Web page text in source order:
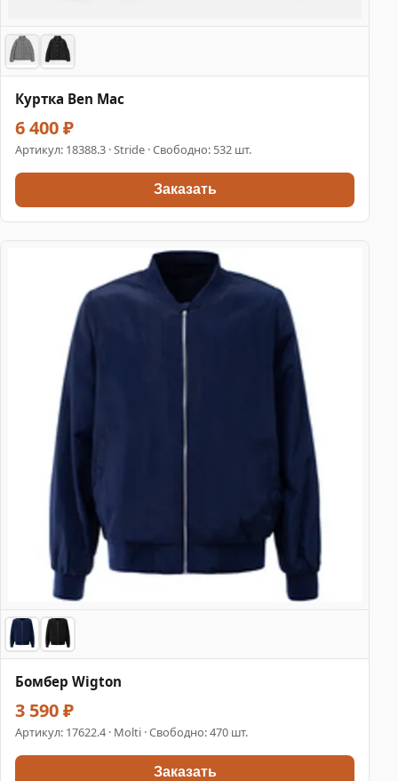
Куртка Ben Mac
6 400 ₽
Артикул: 18388.3 · Stride · Свободно: 532 шт.
Заказать
Бомбер Wigton
3 590 ₽
Артикул: 17622.4 · Molti · Свободно: 470 шт.
Заказать